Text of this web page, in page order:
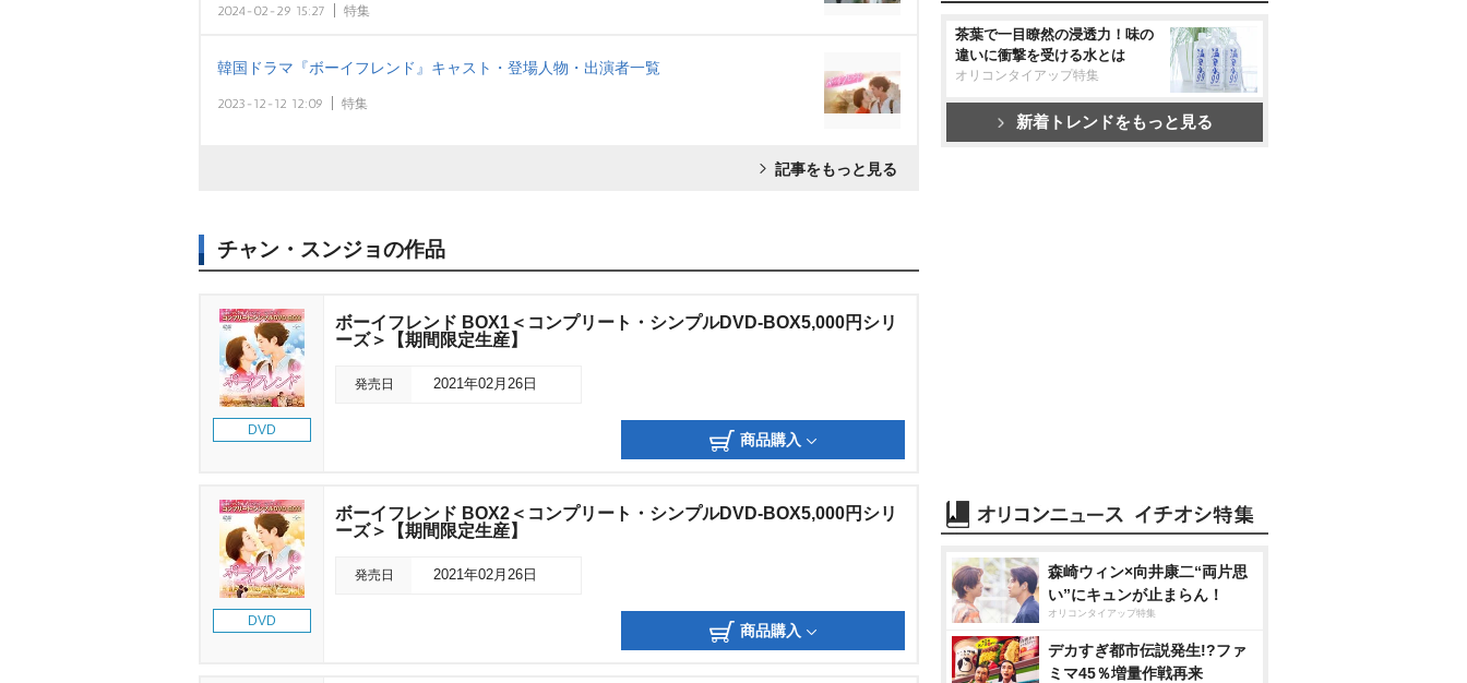
2024-02-29 15:27 特集
韓国ドラマ『ボーイフレンド』キャスト・登場人物・出演者一覧
2023-12-12 12:09 特集
記事をもっと見る
チャン・スンジョの作品
DVD
ボーイフレンド BOX1＜コンプリート・シンプルDVD-BOX5,000円シリ
ーズ＞【期間限定生産】
発売日 2021年02月26日
商品購入
DVD
ボーイフレンド BOX2＜コンプリート・シンプルDVD-BOX5,000円シリ
ーズ＞【期間限定生産】
発売日 2021年02月26日
商品購入
茶葉で一目瞭然の浸透力！味の
違いに衝撃を受ける水とは
オリコンタイアップ特集
新着トレンドをもっと見る
森崎ウィン×向井康二“両片思
い”にキュンが止まらん！
オリコンタイアップ特集
デカすぎ都市伝説発生!?ファ
ミマ45％増量作戦再来